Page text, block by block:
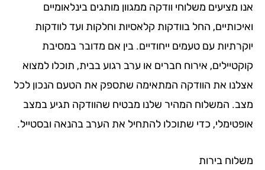
מציעים משלוחי וודקה ממגוון מותגים בינלאומיים
החל בוודקות קלאסיות וחלקות ועד לוודקות
עם טעמים ייחודיים. בין אם מדובר במסיבת
אירוח חברים או ערב רגוע בבית, תוכלו למצוא
את הוודקה המתאימה שתספק את הטעם הנכון לכל
המשלוח המהיר שלנו מבטיח שהוודקה תגיע במצב
כדי שתוכלו להתחיל את הערב בהנאה ובסטייל.
בירות